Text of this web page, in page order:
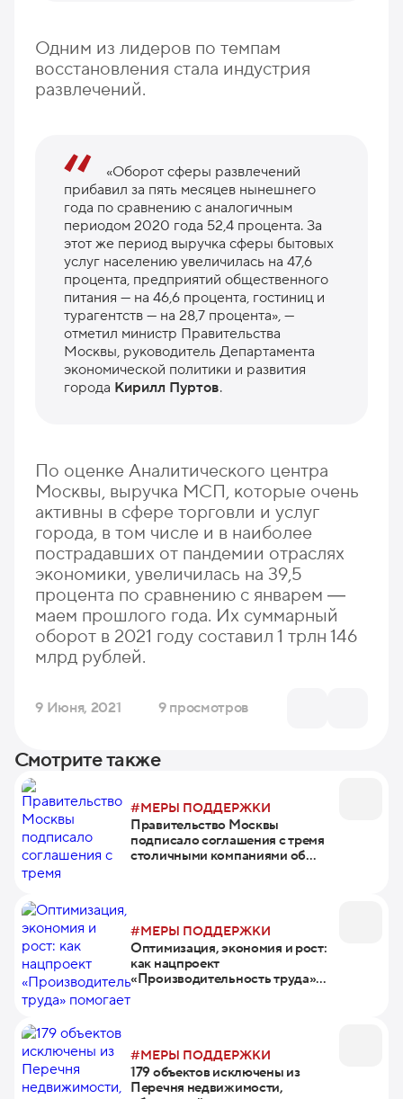
Одним из лидеров по темпам
восстановления стала индустрия
развлечений.
«Оборот сферы развлечений
прибавил за пять месяцев нынешнего
года по сравнению с аналогичным
периодом 2020 года 52,4 процента. За
этот же период выручка сферы бытовых
услуг населению увеличилась на 47,6
процента, предприятий общественного
питания — на 46,6 процента, гостиниц и
турагентств — на 28,7 процента», —
отметил министр Правительства
Москвы, руководитель Департамента
экономической политики и развития
города Кирилл Пуртов.
По оценке Аналитического центра
Москвы, выручка МСП, которые очень
активны в сфере торговли и услуг
города, в том числе и в наиболее
пострадавших от пандемии отраслях
экономики, увеличилась на 39,5
процента по сравнению с январем ―
маем прошлого года. Их суммарный
оборот в 2021 году составил 1 трлн 146
млрд рублей.
9 Июня, 2021 9 просмотров
Смотрите также
#МЕРЫ ПОДДЕРЖКИ
Правительство Москвы
подписало соглашения с тремя
столичными компаниями об
#МЕРЫ ПОДДЕРЖКИ
Оптимизация, экономия и рост:
как нацпроект
«Производительность труда»
#МЕРЫ ПОДДЕРЖКИ
179 объектов исключены из
Перечня недвижимости,